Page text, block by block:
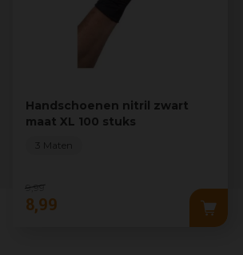
Handschoenen nitril zwart
maat XL 100 stuks
9 99
8,99
3 Maten